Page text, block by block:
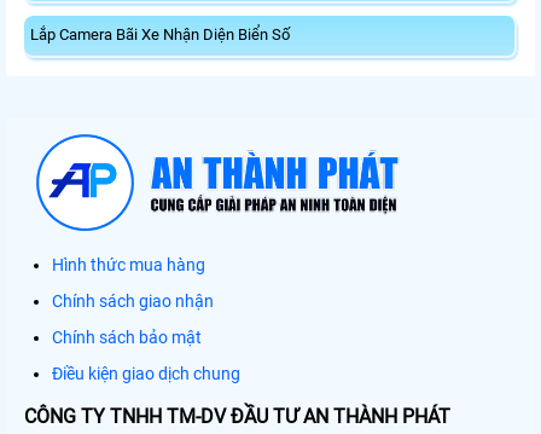
Lắp Camera Bãi Xe Nhận Diện Biển Số
Hình thức mua hàng
Chính sách giao nhận
Chính sách bảo mật
Điều kiện giao dịch chung
CÔNG TY TNHH TM-DV ĐẦU TƯ AN THÀNH PHÁT